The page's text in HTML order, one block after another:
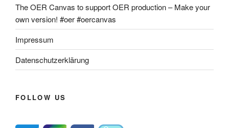
The OER Canvas to support OER production – Make your
own version! #oer #oercanvas
Impressum
Datenschutzerklärung
FOLLOW US